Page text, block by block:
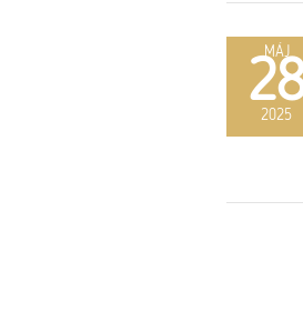
MÁJ
2025